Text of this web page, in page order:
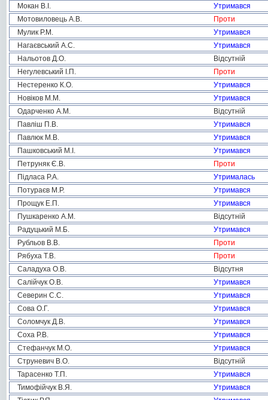
Мокан В.І.
Утримався
Мотовиловець А.В.
Проти
Мулик Р.М.
Утримався
Нагаєвський А.С.
Утримався
Нальотов Д.О.
Відсутній
Негулевський І.П.
Проти
Нестеренко К.О.
Утримався
Новіков М.М.
Утримався
Одарченко А.М.
Відсутній
Павліш П.В.
Утримався
Павлюк М.В.
Утримався
Пашковський М.І.
Утримався
Петруняк Є.В.
Проти
Підласа Р.А.
Утрималась
Потураєв М.Р.
Утримався
Прощук Е.П.
Утримався
Пушкаренко А.М.
Відсутній
Радуцький М.Б.
Утримався
Рубльов В.В.
Проти
Рябуха Т.В.
Проти
Саладуха О.В.
Відсутня
Салійчук О.В.
Утримався
Северин С.С.
Утримався
Сова О.Г.
Утримався
Соломчук Д.В.
Утримався
Соха Р.В.
Утримався
Стефанчук М.О.
Утримався
Струневич В.О.
Відсутній
Тарасенко Т.П.
Утримався
Тимофійчук В.Я.
Утримався